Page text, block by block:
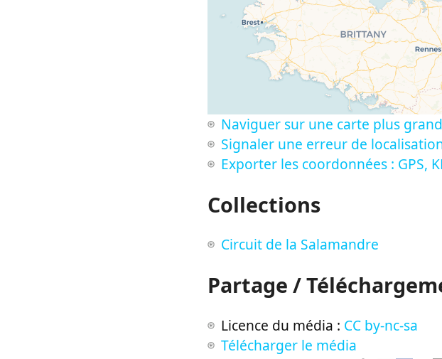
Naviguer sur une carte plus
Signaler une erreur de
Exporter les coordonnées : GPS,
Collections
Circuit de la Salamandre
Partage /
Licence du média : CC by-nc-sa
Télécharger le média